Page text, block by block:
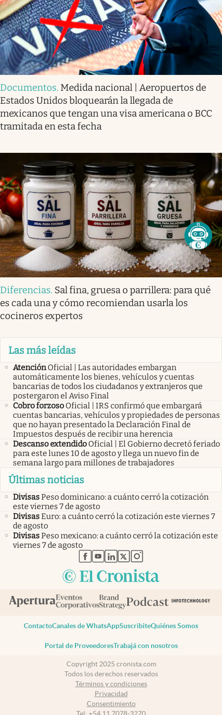
Documentos. Medida nacional | Aeropuertos de
Estados Unidos bloquearán la llegada de
mexicanos que tengan una visa americana o BCC
tramitada en esta fecha
Diferencias. Sal fina, gruesa o parrillera: para qué
es cada una y cómo recomiendan usarla los
cocineros expertos
Las más leídas
Atención Oficial | Las autoridades embargan
automáticamente los bienes, vehículos y cuentas
bancarias de todos los ciudadanos y extranjeros que
postergaron el Aviso Final
Cobro forzoso Oficial | IRS confirmó que embargará
cuentas bancarias, vehículos y propiedades de personas
que no hayan presentado la Declaración Final de
Impuestos después de recibir una herencia
Descanso extendido Oficial | El Gobierno decretó feriado
para este lunes 10 de agosto y llega un nuevo fin de
semana largo para millones de trabajadores
Últimas noticias
DivisasPeso dominicano: a cuánto cerró la cotización
este viernes 7 de agosto
DivisasEuro: a cuánto cerró la cotización este viernes 7
de agosto
DivisasPeso mexicano: a cuánto cerró la cotización este
viernes 7 de agosto
abre en nueva pestaña
abre en nueva pestaña
abre en nueva pestaña
abre en nueva pestaña
abre en nueva pestaña
ContactoCanales de WhatsAppSuscribiteQuiénes Somos
Portal de ProveedoresTrabajá con nosotros
Copyright 2025 cronista.com
Todos los derechos reservados
Términos y condiciones
Privacidad
Consentimiento